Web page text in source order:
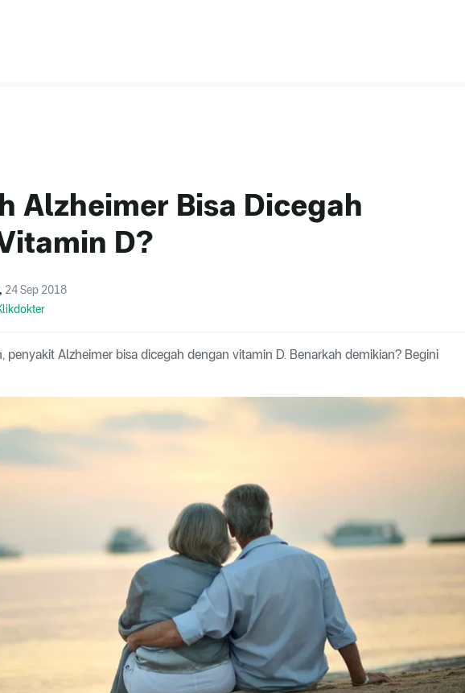
Alzheimer Bisa Dicegah
D?
, 24 Sep 2018
penyakit Alzheimer bisa dicegah dengan vitamin D. Benarkah demikian? Begini